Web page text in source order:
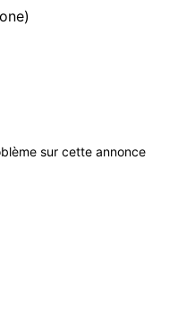
sur cette annonce